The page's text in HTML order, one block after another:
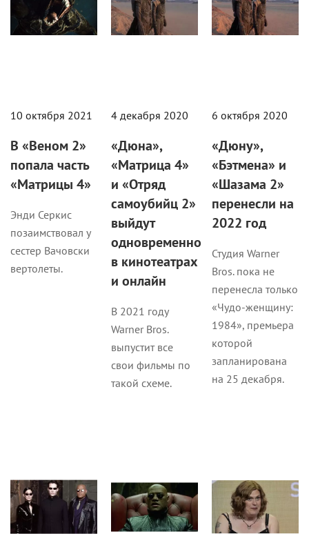
10 октября 2021
В «Веном 2»
попала часть
«Матрицы 4»
Энди Серкис
позаимствовал у
сестер Вачовски
вертолеты.
4 декабря 2020
«Дюна»,
«Матрица 4»
и «Отряд
самоубийц 2»
выйдут
одновременно
в кинотеатрах
и онлайн
В 2021 году
Warner Bros.
выпустит все
свои фильмы по
такой схеме.
6 октября 2020
«Дюну»,
«Бэтмена» и
«Шазама 2»
перенесли на
2022 год
Студия Warner
Bros. пока не
перенесла только
«Чудо-женщину:
1984», премьера
которой
запланирована
на 25 декабря.